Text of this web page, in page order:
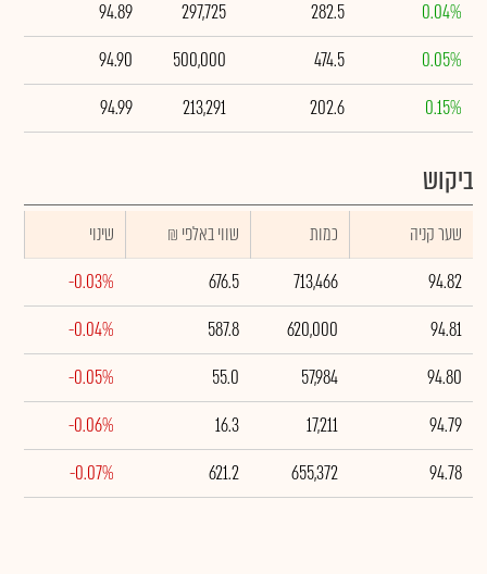
0.04%
282.5
297,725
94.89
0.05%
474.5
500,000
94.90
0.15%
202.6
213,291
94.99
ביקוש
שער קניה כמות ₪ שווי באלפי
שינוי
94.82
713,466
676.5
-0.03%
94.81
620,000
587.8
-0.04%
94.80
57,984
55.0
-0.05%
94.79
17,211
16.3
-0.06%
94.78
655,372
621.2
-0.07%